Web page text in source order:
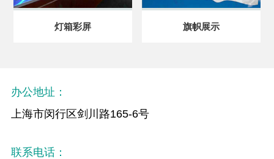
灯箱彩屏 旗帜展示
办公地址：
上海市闵行区剑川路165-6号
联系电话：